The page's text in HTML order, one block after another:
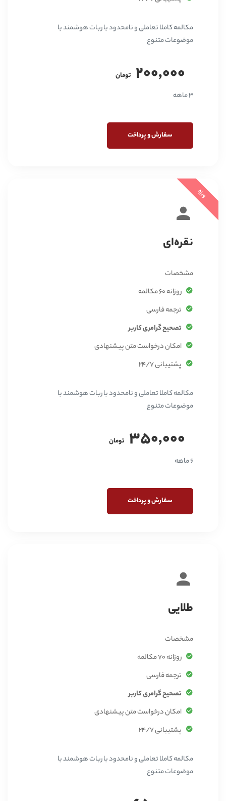
مکالمه کاملا تعاملی و نامحدود با ربات هوشمند با
موضوعات متنوع
200,000 تومان
3 ماهه
سفارش و پرداخت
ویژه
نقره‌ای
مشخصات
روزانه 60 مکالمه
ترجمه فارسی
تصحیح گرامری کاربر
امکان درخواست متن پیشنهادی
پشتیبانی 24/7
مکالمه کاملا تعاملی و نامحدود با ربات هوشمند با
موضوعات متنوع
350,000 تومان
6 ماهه
سفارش و پرداخت
طلایی
مشخصات
روزانه 70 مکالمه
ترجمه فارسی
تصحیح گرامری کاربر
امکان درخواست متن پیشنهادی
پشتیبانی 24/7
مکالمه کاملا تعاملی و نامحدود با ربات هوشمند با
موضوعات متنوع